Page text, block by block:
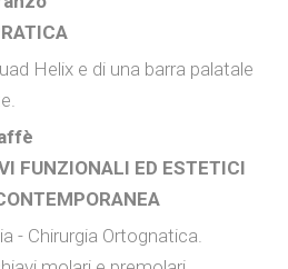
Helix e di una barra palatale
FUNZIONALI ED ESTETICI
- Chirurgia Ortognatica.